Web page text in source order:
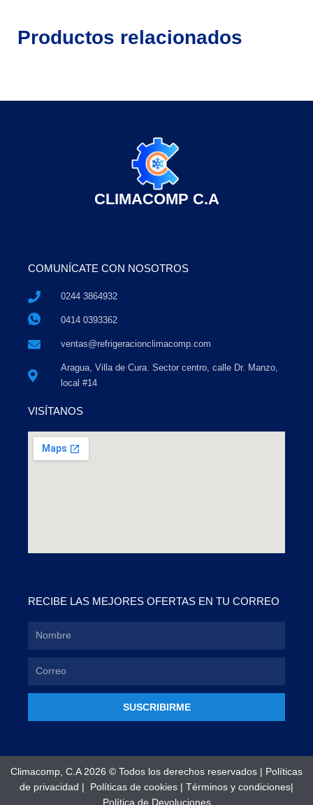
Productos relacionados
CLIMACOMP C.A
COMUNÍCATE CON NOSOTROS
0244 3864932
0414 0393362
ventas@refrigeracionclimacomp.com
Aragua, Villa de Cura. Sector centro, calle Dr. Manzo,
local #14
VISÍTANOS
RECIBE LAS MEJORES OFERTAS EN TU CORREO
SUSCRIBIRME
Climacomp, C.A 2026 © Todos los derechos reservados | Políticas
de privacidad | Políticas de cookies | Términos y condiciones|
Política de Devoluciones